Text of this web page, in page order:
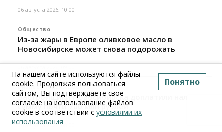
06 августа 2026, 10:00
Общество
Из-за жары в Европе оливковое масло в
Новосибирске может снова подорожать
Бизнес Недвижимость
Застройщики Новосибирска доплатили налоги на
сумму почти 700 млн рублей
06 августа 2026, 08:00
На нашем сайте используются файлы
cookie. Продолжая пользоваться
сайтом, Вы подтверждаете свое
согласие на использование файлов
cookie в соответствии с условиями их
использования
Понятно